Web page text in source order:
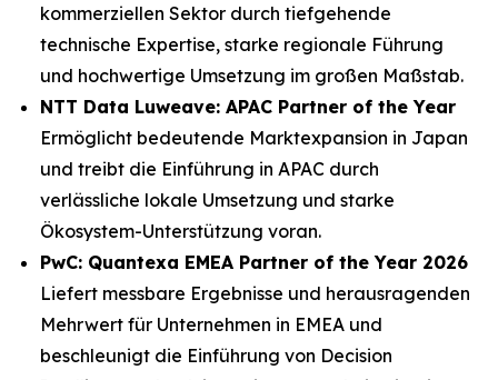
kommerziellen Sektor durch tiefgehende
technische Expertise, starke regionale Führung
und hochwertige Umsetzung im großen Maßstab.
NTT Data Luweave: APAC Partner of the Year
Ermöglicht bedeutende Marktexpansion in Japan
und treibt die Einführung in APAC durch
verlässliche lokale Umsetzung und starke
Ökosystem-Unterstützung voran.
PwC: Quantexa EMEA Partner of the Year 2026
Liefert messbare Ergebnisse und herausragenden
Mehrwert für Unternehmen in EMEA und
beschleunigt die Einführung von Decision